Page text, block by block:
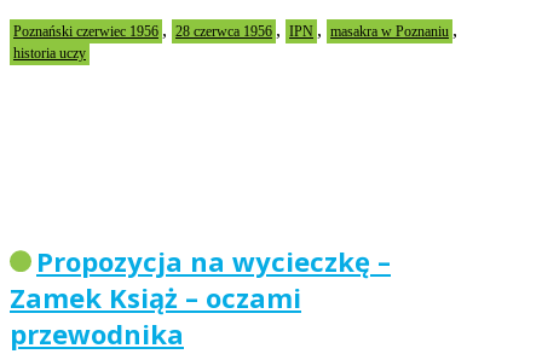
Poznański czerwiec 1956 , 28 czerwca 1956 , IPN , masakra w Poznaniu ,
historia uczy
Propozycja na wycieczkę –
Zamek Książ – oczami
przewodnika